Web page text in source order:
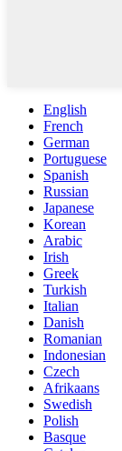
English
French
German
Portuguese
Spanish
Russian
Japanese
Korean
Arabic
Irish
Greek
Turkish
Italian
Danish
Romanian
Indonesian
Czech
Afrikaans
Swedish
Polish
Basque